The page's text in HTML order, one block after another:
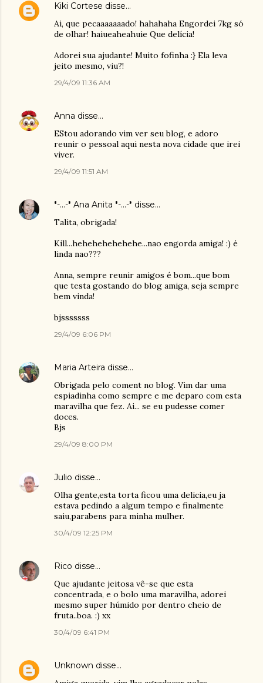
Kiki Cortese disse…
Ai, que pecaaaaaaado! hahahaha Engordei 7kg só
de olhar! haiueaheahuie Que delícia!
Adorei sua ajudante! Muito fofinha :} Ela leva
jeito mesmo, viu?!
29/4/09 11:36 AM
Anna disse…
EStou adorando vim ver seu blog, e adoro
reunir o pessoal aqui nesta nova cidade que irei
viver.
29/4/09 11:51 AM
*-...-* Ana Anita *-...-* disse…
Talita, obrigada!
Kill...hehehehehehehe...nao engorda amiga! :) é
linda nao???
Anna, sempre reunir amigos é bom...que bom
que testa gostando do blog amiga, seja sempre
bem vinda!
bjsssssss
29/4/09 6:06 PM
Maria Arteira disse…
Obrigada pelo coment no blog. Vim dar uma
espiadinha como sempre e me deparo com esta
maravilha que fez. Ai... se eu pudesse comer
doces.
Bjs
29/4/09 8:00 PM
Julio disse…
Olha gente,esta torta ficou uma delicia,eu ja
estava pedindo a algum tempo e finalmente
saiu,parabens para minha mulher.
30/4/09 12:25 PM
Rico disse…
Que ajudante jeitosa vê-se que esta
concentrada, e o bolo uma maravilha, adorei
mesmo super húmido por dentro cheio de
fruta..boa. :) xx
30/4/09 6:41 PM
Unknown disse…